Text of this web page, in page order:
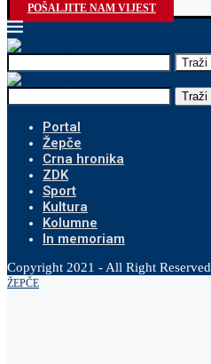
POŠALJITE NAM VIJEST
Traži
Traži
Portal
Žepče
Crna hronika
ZDK
Sport
Kultura
Kolumne
In memoriam
Copyright 2021 - All Right Reserved
ŽEPČE